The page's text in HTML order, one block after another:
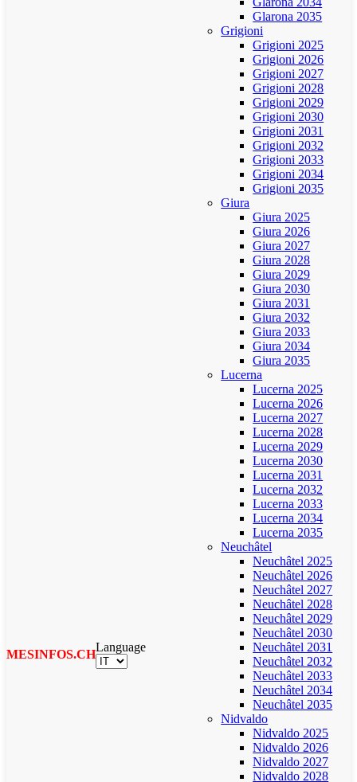
MESINFOS.CH
Language
Glarona 2035
Grigioni
Grigioni 2025
Grigioni 2026
Grigioni 2027
Grigioni 2028
Grigioni 2029
Grigioni 2030
Grigioni 2031
Grigioni 2032
Grigioni 2033
Grigioni 2034
Grigioni 2035
Giura
Giura 2025
Giura 2026
Giura 2027
Giura 2028
Giura 2029
Giura 2030
Giura 2031
Giura 2032
Giura 2033
Giura 2034
Giura 2035
Lucerna
Lucerna 2025
Lucerna 2026
Lucerna 2027
Lucerna 2028
Lucerna 2029
Lucerna 2030
Lucerna 2031
Lucerna 2032
Lucerna 2033
Lucerna 2034
Lucerna 2035
Neuchâtel
Neuchâtel 2025
Neuchâtel 2026
Neuchâtel 2027
Neuchâtel 2028
Neuchâtel 2029
Neuchâtel 2030
Neuchâtel 2031
Neuchâtel 2032
Neuchâtel 2033
Neuchâtel 2034
Neuchâtel 2035
Nidvaldo
Nidvaldo 2025
Nidvaldo 2026
Nidvaldo 2027
Nidvaldo 2028